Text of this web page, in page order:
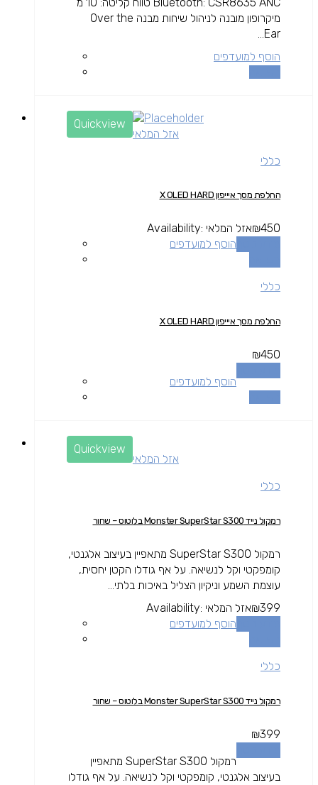
מיקרופון מובנה לניהול שיחות מבנה Over the
Ear...
הוסף למועדפים
Quickview
אזל המלאי
כללי
החלפת מסך איייפון X OLED HARD
₪450
Availability: אזל המלאי
הוסף למועדפים
כללי
החלפת מסך איייפון X OLED HARD
₪450
הוסף למועדפים
Quickview
אזל המלאי
כללי
רמקול נייד Monster SuperStar S300 בלוטוס – שחור
רמקול SuperStar S300 מתאפיין בעיצוב אלגנטי,
קומפקטי וקל לנשיאה. על אף גודלו הקטן יחסית,
עוצמת השמע וניקיון הצליל באיכות בלתי...
₪399
Availability: אזל המלאי
הוסף למועדפים
כללי
רמקול נייד Monster SuperStar S300 בלוטוס – שחור
₪399
רמקול SuperStar S300 מתאפיין
בעיצוב אלגנטי, קומפקטי וקל לנשיאה. על אף גודלו